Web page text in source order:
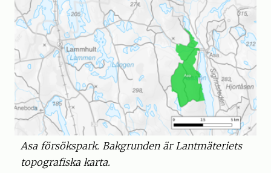
Asa försökspark. Bakgrunden är Lantmäteriets
topografiska karta.